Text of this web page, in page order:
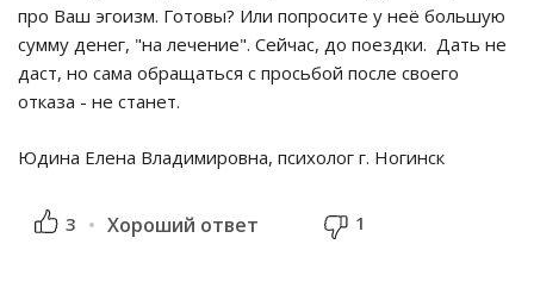
про Ваш эгоизм. Готовы? Или попросите у неё большую
сумму денег, "на лечение". Сейчас, до поездки. Дать не
даст, но сама обращаться с просьбой после своего
отказа - не станет.
Юдина Елена Владимировна, психолог г. Ногинск
3 Хороший ответ 1